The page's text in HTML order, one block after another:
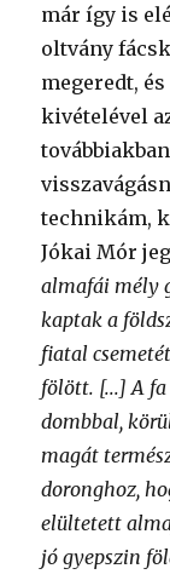
már így is
oltvány
megeredt,
kivételével
technikám,
Jókai Mór
almafái mély
kaptak a
fiatal
fölött. [...] A
dombbal,
magát
doronghoz,
elültetett
jó gyepszin